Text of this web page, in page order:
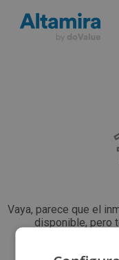
Vaya, parece que el
disponible, pero